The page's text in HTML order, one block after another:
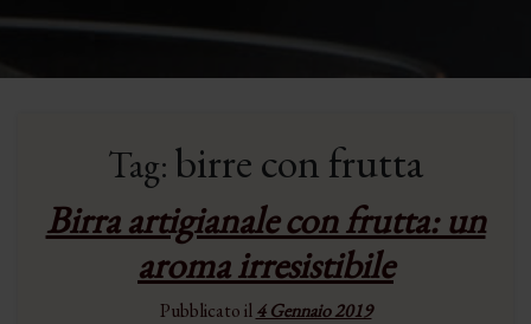
Tag: birre con frutta
Birra artigianale con frutta: un
aroma irresistibile
Pubblicato il4 Gennaio 2019